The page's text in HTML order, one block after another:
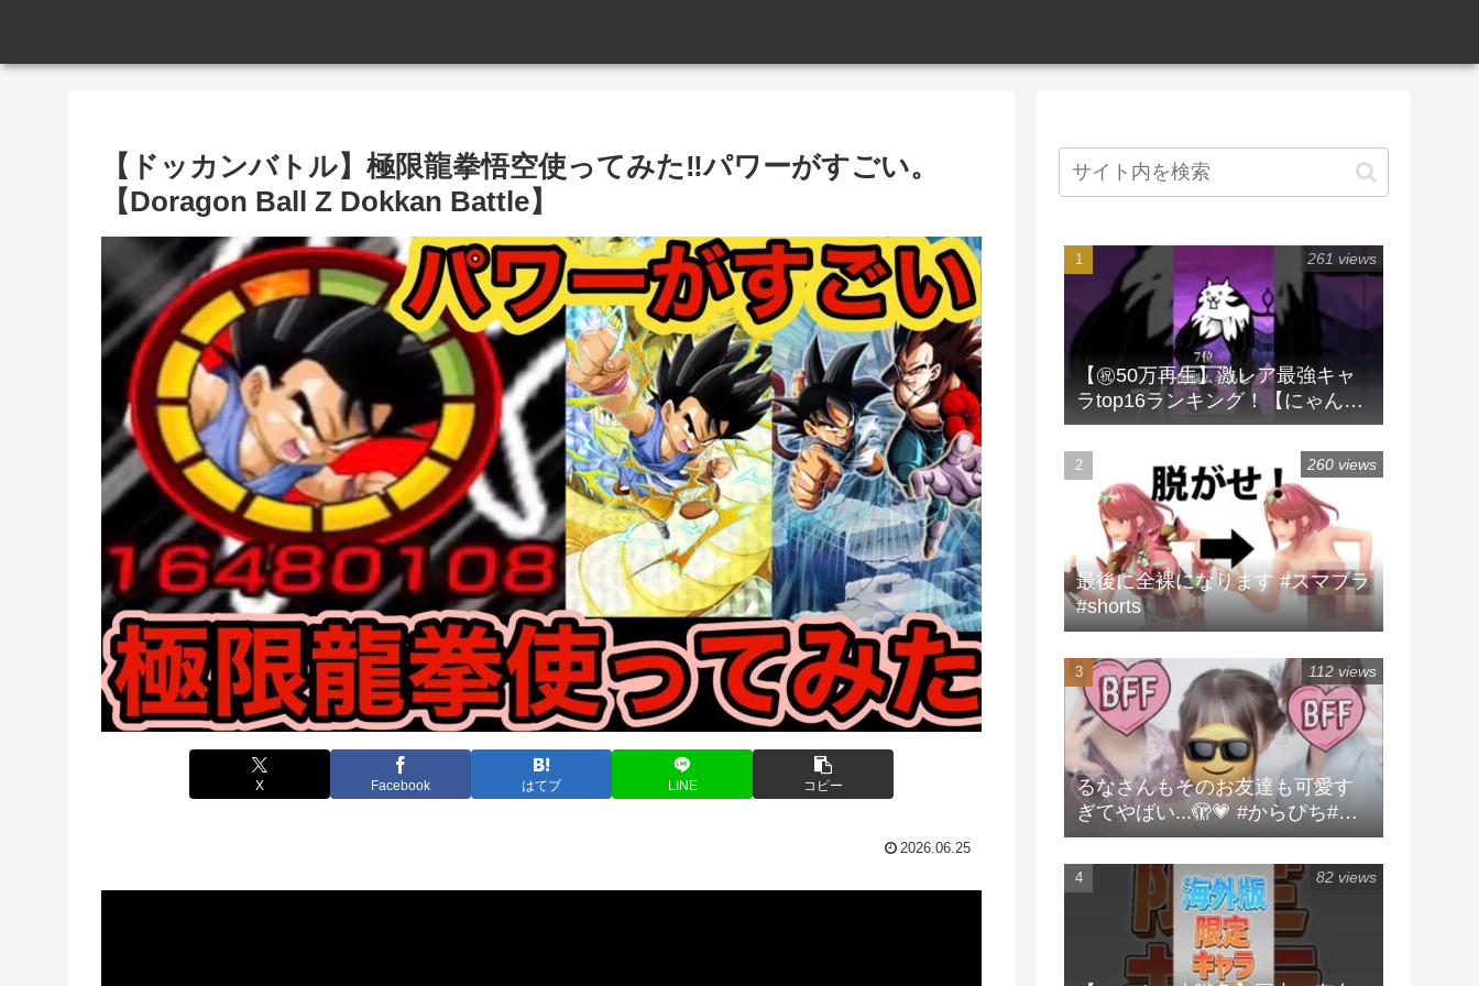
【ドッカンバトル】極限龍拳悟空使ってみた‼︎パワーがすごい。
【Doragon Ball Z Dokkan Battle】
X Facebook はてブ LINE コピー
2026.06.25
【㊗️50万再生】激レア最強キャ
ラtop16ランキング！【にゃんこ
大戦争】 #にゃんこ大戦争 #ラン
キング #shorts #激レア
261 views
最後に全裸になります #スマブラ
#shorts
260 views
るなさんもそのお友達も可愛す
ぎてやばい...🫣💗 #からぴち#る
な#実写
112 views
82 views